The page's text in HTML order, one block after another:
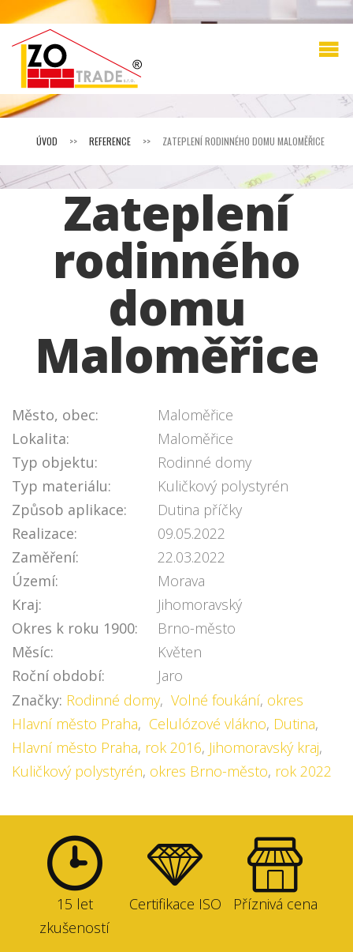
ÚVOD >> REFERENCE >> ZATEPLENÍ RODINNÉHO DOMU MALOMĚŘICE
Zateplení
rodinného
domu
Maloměřice
Město, obec:
Maloměřice
Lokalita:
Maloměřice
Typ objektu:
Rodinné domy
Typ materiálu:
Kuličkový polystyrén
Způsob aplikace:
Dutina příčky
Realizace:
09.05.2022
Zaměření:
22.03.2022
Území:
Morava
Kraj:
Jihomoravský
Okres k roku 1900:
Brno-město
Měsíc:
Květen
Roční období:
Jaro
Značky: Rodinné domy, Volné foukání, okres
Hlavní město Praha, Celulózové vlákno, Dutina,
Hlavní město Praha, rok 2016, Jihomoravský kraj,
Kuličkový polystyrén, okres Brno-město, rok 2022
15 let
zkušeností
Certifikace ISO Příznivá cena